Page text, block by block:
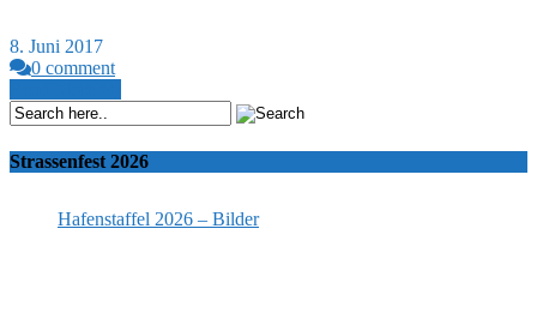
8. Juni 2017
0 comment
Strassenfest 2026
Hafenstaffel 2026 – Bilder